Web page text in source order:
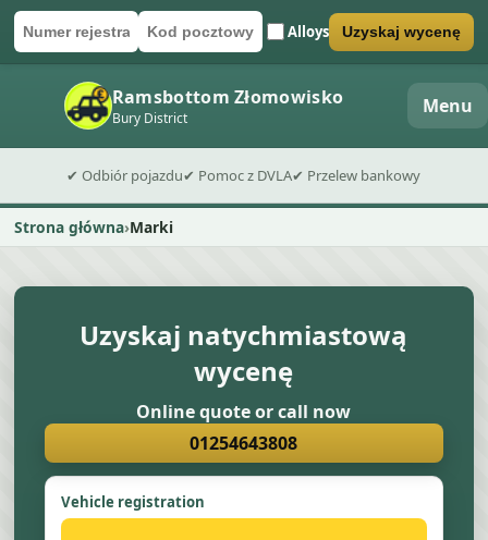
Numer rejestracyjny
Kod pocztowyAlloys
Wyślij formularz wyceny Uzyskaj wycenę
Ramsbottom Złomowisko
Bury District Menu
✔ Odbiór pojazdu✔ Pomoc z DVLA✔ Przelew bankowy
Strona główna Marki
Uzyskaj natychmiastową
wycenę
Online quote or call now
01254643808
Vehicle registration